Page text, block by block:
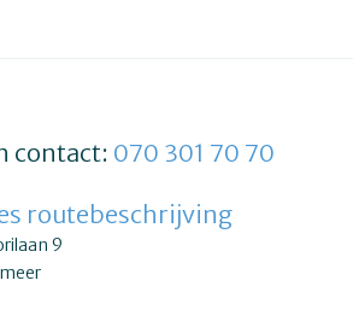
contact: 070 301 70 70
routebeschrijving
9